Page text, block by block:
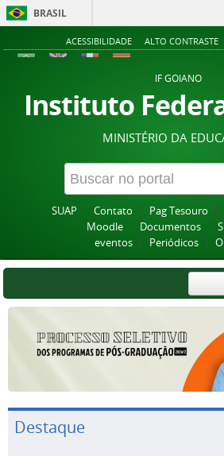
BRASIL
ACESSIBILIDADE ALTO CONTRASTE
IF GOIANO
Instituto
MINISTÉRIO DA
SUAP Contato Pag Tesouro
Moodle
Documentos
eventos
Periódicos
Destaque